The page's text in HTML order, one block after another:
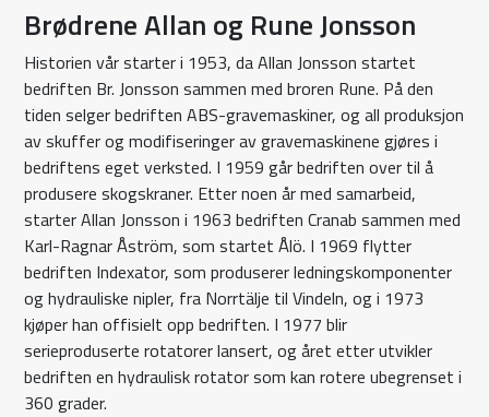
Brødrene Allan og Rune Jonsson
Historien vår starter i 1953, da Allan Jonsson startet
bedriften Br. Jonsson sammen med broren Rune. På den
tiden selger bedriften ABS-gravemaskiner, og all produksjon
av skuffer og modifiseringer av gravemaskinene gjøres i
bedriftens eget verksted. I 1959 går bedriften over til å
produsere skogskraner. Etter noen år med samarbeid,
starter Allan Jonsson i 1963 bedriften Cranab sammen med
Karl-Ragnar Åström, som startet Ålö. I 1969 flytter
bedriften Indexator, som produserer ledningskomponenter
og hydrauliske nipler, fra Norrtälje til Vindeln, og i 1973
kjøper han offisielt opp bedriften. I 1977 blir
serieproduserte rotatorer lansert, og året etter utvikler
bedriften en hydraulisk rotator som kan rotere ubegrenset i
360 grader.